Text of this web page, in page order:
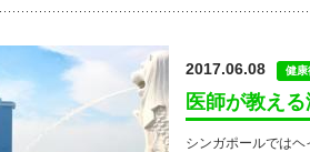
2017.06.08 健康
医師が教え
シンガポールではヘ